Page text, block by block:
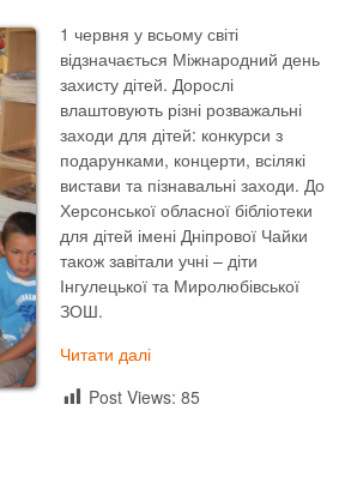
1 червня у всьому світі
відзначається Міжнародний день
захисту дітей. Дорослі
влаштовують різні розважальні
заходи для дітей: конкурси з
подарунками, концерти, всілякі
вистави та пізнавальні заходи. До
Херсонської обласної бібліотеки
для дітей імені Дніпрової Чайки
також завітали учні – діти
Інгулецької та Миролюбівської
ЗОШ.
Читати далі
Post Views: 85